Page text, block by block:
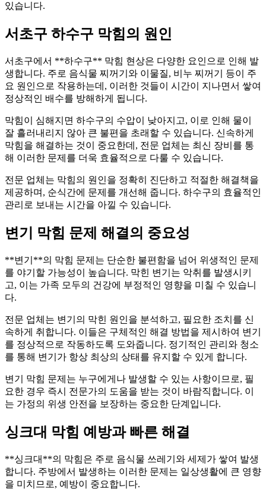
있습니다.
서초구 하수구 막힘의 원인
서초구에서 **하수구** 막힘 현상은 다양한 요인으로 인해 발
생합니다. 주로 음식물 찌꺼기와 이물질, 비누 찌꺼기 등이 주
요 원인으로 작용하는데, 이러한 것들이 시간이 지나면서 쌓여
정상적인 배수를 방해하게 됩니다.
막힘이 심해지면 하수구의 수압이 낮아지고, 이로 인해 물이
잘 흘러내리지 않아 큰 불편을 초래할 수 있습니다. 신속하게
막힘을 해결하는 것이 중요한데, 전문 업체는 최신 장비를 통
해 이러한 문제를 더욱 효율적으로 다룰 수 있습니다.
전문 업체는 막힘의 원인을 정확히 진단하고 적절한 해결책을
제공하며, 순식간에 문제를 개선해 줍니다. 하수구의 효율적인
관리로 보내는 시간을 아낄 수 있습니다.
변기 막힘 문제 해결의 중요성
**변기**의 막힘 문제는 단순한 불편함을 넘어 위생적인 문제
를 야기할 가능성이 높습니다. 막힌 변기는 악취를 발생시키
고, 이는 가족 모두의 건강에 부정적인 영향을 미칠 수 있습니
다.
전문 업체는 변기의 막힌 원인을 분석하고, 필요한 조치를 신
속하게 취합니다. 이들은 구체적인 해결 방법을 제시하여 변기
를 정상적으로 작동하도록 도와줍니다. 정기적인 관리와 청소
를 통해 변기가 항상 최상의 상태를 유지할 수 있게 합니다.
변기 막힘 문제는 누구에게나 발생할 수 있는 사항이므로, 필
요한 경우 즉시 전문가의 도움을 받는 것이 바람직합니다. 이
는 가정의 위생 안전을 보장하는 중요한 단계입니다.
싱크대 막힘 예방과 빠른 해결
**싱크대**의 막힘은 주로 음식물 쓰레기와 세제가 쌓여 발생
합니다. 주방에서 발생하는 이러한 문제는 일상생활에 큰 영향
을 미치므로, 예방이 중요합니다.